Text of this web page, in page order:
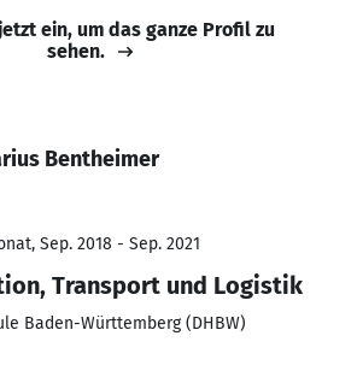
ein, um das ganze Profil zu
sehen.
Bentheimer
Sep. 2018 - Sep. 2021
Transport und Logistik
Baden-Württemberg (DHBW)